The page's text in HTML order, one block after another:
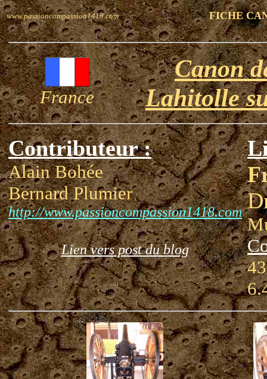
www.passioncompassion1418.com FICHE
France
Canon
Lahitolle
Contributeur :
Alain Bohée
Bernard Plumier
http://www.passioncompassion1418.com
Lien vers post du blog